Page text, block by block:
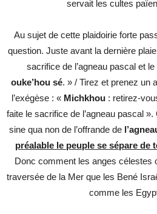
servait les cultes
Au sujet de cette plaidoirie forte
question. Juste avant la dernière
sacrifice de l’agneau pascal et
ouke’hou sé. » / Tirez et prenez un
l’exégèse : « Michkhou: retirez-
faite le sacrifice de l’agneau pascal ».
sine qua non de l’offrande de
préalable le peuple se sépare de
Donc comment les anges célestes
traversée de la Mer que les Bené
comme les